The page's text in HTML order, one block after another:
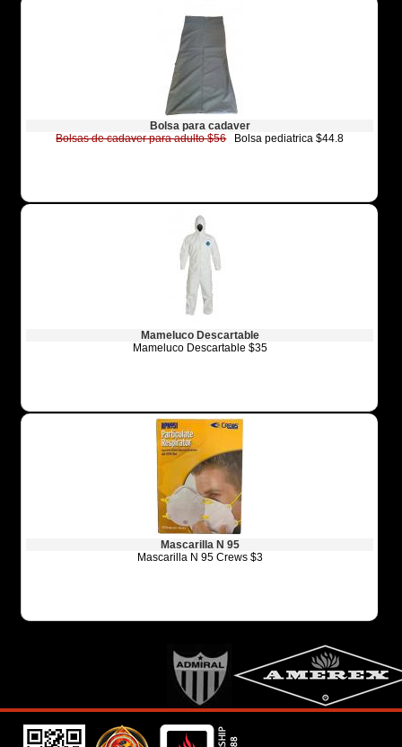
Bolsa para cadaver
Bolsas de cadaver para adulto $56Bolsa pediatrica $44.8
Mameluco Descartable
Mameluco Descartable $35
Mascarilla N 95
Mascarilla N 95 Crews $3